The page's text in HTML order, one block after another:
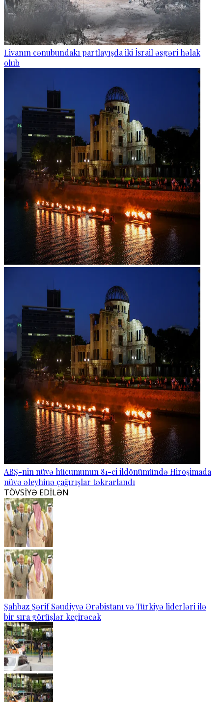
Livanın cənubundakı partlayışda iki İsrail əsgəri həlak
olub
ABŞ-nin nüvə hücumunun 81-ci ildönümündə Hiroşimada
nüvə əleyhinə çağırışlar təkrarlandı
TÖVSİYƏ EDİLƏN
Şahbaz Şərif Səudiyyə Ərəbistanı və Türkiyə liderləri ilə
bir sıra görüşlər keçirəcək